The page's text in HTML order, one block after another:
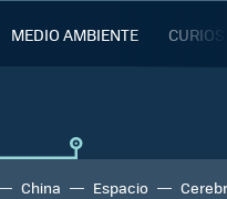
MEDIO AMBIENTE
China Espacio